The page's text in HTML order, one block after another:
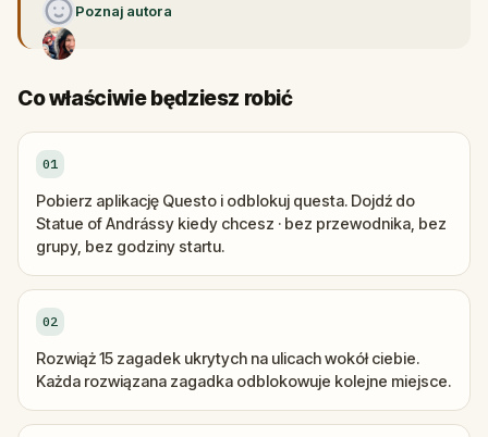
Poznaj autora
Co właściwie będziesz robić
01
Pobierz aplikację Questo i odblokuj questa. Dojdź do
Statue of Andrássy kiedy chcesz · bez przewodnika, bez
grupy, bez godziny startu.
02
Rozwiąż 15 zagadek ukrytych na ulicach wokół ciebie.
Każda rozwiązana zagadka odblokowuje kolejne miejsce.